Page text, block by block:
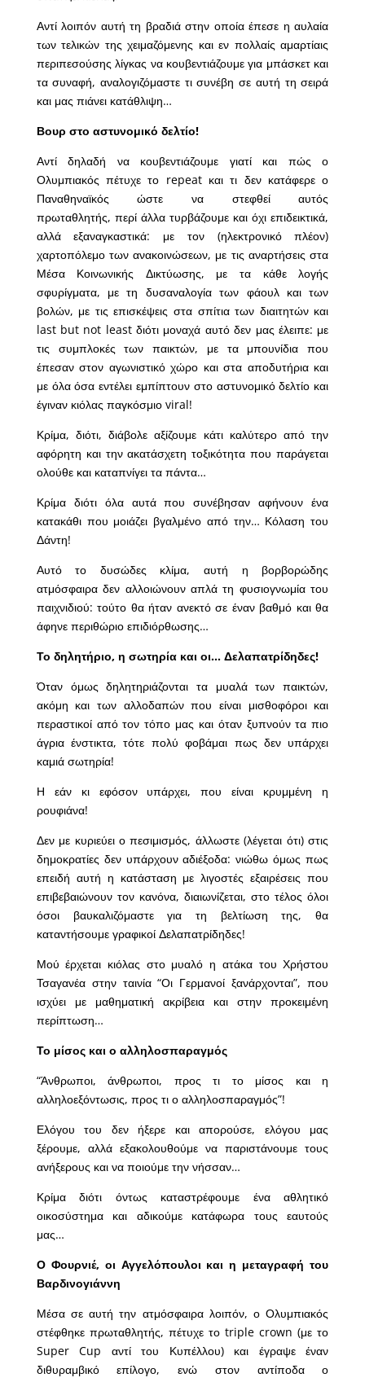
Αντί λοιπόν αυτή τη βραδιά στην οποία έπεσε η αυλαία
των τελικών της χειμαζόμενης και εν πολλαίς αμαρτίαις
περιπεσούσης λίγκας να κουβεντιάζουμε για μπάσκετ και
τα συναφή, αναλογιζόμαστε τι συνέβη σε αυτή τη σειρά
και μας πιάνει κατάθλιψη…
Βουρ στο αστυνομικό δελτίο!
Αντί δηλαδή να κουβεντιάζουμε γιατί και πώς ο
Ολυμπιακός πέτυχε το repeat και τι δεν κατάφερε ο
Παναθηναϊκός ώστε να στεφθεί αυτός
πρωταθλητής, περί άλλα τυρβάζουμε και όχι επιδεικτικά,
αλλά εξαναγκαστικά: με τον (ηλεκτρονικό πλέον)
χαρτοπόλεμο των ανακοινώσεων, με τις αναρτήσεις στα
Μέσα Κοινωνικής Δικτύωσης, με τα κάθε λογής
σφυρίγματα, με τη δυσαναλογία των φάουλ και των
βολών, με τις επισκέψεις στα σπίτια των διαιτητών και
last but not least διότι μοναχά αυτό δεν μας έλειπε: με
τις συμπλοκές των παικτών, με τα μπουνίδια που
έπεσαν στον αγωνιστικό χώρο και στα αποδυτήρια και
με όλα όσα εντέλει εμπίπτουν στο αστυνομικό δελτίο και
έγιναν κιόλας παγκόσμιο viral!
Κρίμα, διότι, διάβολε αξίζουμε κάτι καλύτερο από την
αφόρητη και την ακατάσχετη τοξικότητα που παράγεται
ολούθε και καταπνίγει τα πάντα…
Κρίμα διότι όλα αυτά που συνέβησαν αφήνουν ένα
κατακάθι που μοιάζει βγαλμένο από την… Κόλαση του
Δάντη!
Αυτό το δυσώδες κλίμα, αυτή η βορβορώδης
ατμόσφαιρα δεν αλλοιώνουν απλά τη φυσιογνωμία του
παιχνιδιού: τούτο θα ήταν ανεκτό σε έναν βαθμό και θα
άφηνε περιθώριο επιδιόρθωσης…
Το δηλητήριο, η σωτηρία και οι… Δελαπατρίδηδες!
Όταν όμως δηλητηριάζονται τα μυαλά των παικτών,
ακόμη και των αλλοδαπών που είναι μισθοφόροι και
περαστικοί από τον τόπο μας και όταν ξυπνούν τα πιο
άγρια ένστικτα, τότε πολύ φοβάμαι πως δεν υπάρχει
καμιά σωτηρία!
Η εάν κι εφόσον υπάρχει, που είναι κρυμμένη η
ρουφιάνα!
Δεν με κυριεύει ο πεσιμισμός, άλλωστε (λέγεται ότι) στις
δημοκρατίες δεν υπάρχουν αδιέξοδα: νιώθω όμως πως
επειδή αυτή η κατάσταση με λιγοστές εξαιρέσεις που
επιβεβαιώνουν τον κανόνα, διαιωνίζεται, στο τέλος όλοι
όσοι βαυκαλιζόμαστε για τη βελτίωση της, θα
καταντήσουμε γραφικοί Δελαπατρίδηδες!
Μού έρχεται κιόλας στο μυαλό η ατάκα του Χρήστου
Τσαγανέα στην ταινία “Οι Γερμανοί ξανάρχονται”, που
ισχύει με μαθηματική ακρίβεια και στην προκειμένη
περίπτωση…
Το μίσος και ο αλληλοσπαραγμός
“Άνθρωποι, άνθρωποι, προς τι το μίσος και η
αλληλοεξόντωσις, προς τι ο αλληλοσπαραγμός”!
Ελόγου του δεν ήξερε και απορούσε, ελόγου μας
ξέρουμε, αλλά εξακολουθούμε να παριστάνουμε τους
ανήξερους και να ποιούμε την νήσσαν…
Κρίμα διότι όντως καταστρέφουμε ένα αθλητικό
οικοσύστημα και αδικούμε κατάφωρα τους εαυτούς
μας…
Ο Φουρνιέ, οι Αγγελόπουλοι και η μεταγραφή του
Βαρδινογιάννη
Μέσα σε αυτή την ατμόσφαιρα λοιπόν, ο Ολυμπιακός
στέφθηκε πρωταθλητής, πέτυχε το triple crown (με το
Super Cup αντί του Κυπέλλου) και έγραψε έναν
διθυραμβικό επίλογο, ενώ στον αντίποδα ο